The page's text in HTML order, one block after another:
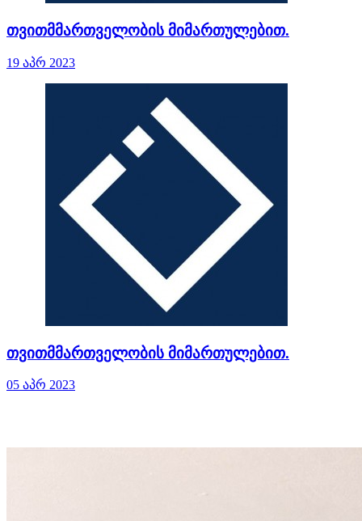
თვითმმართველობის მიმართულებით.
19 აპრ 2023
თვითმმართველობის მიმართულებით.
05 აპრ 2023